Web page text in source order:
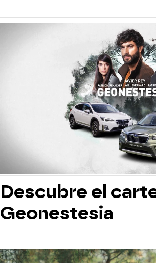
Descubre el
Geonestesia